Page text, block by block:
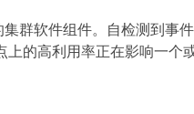
群软件组件。自检测到事
的高利用率正在影响一个